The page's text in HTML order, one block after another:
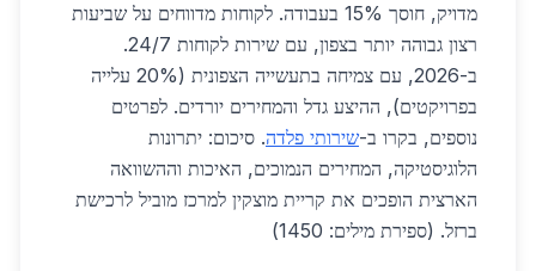
מדויק, חוסך 15% בעבודה. לקוחות מדווחים על שביעות
רצון גבוהה יותר בצפון, עם שירות לקוחות 24/7.
ב-2026, עם צמיחה בתעשייה הצפונית (20% עלייה
בפרויקטים), ההיצע גדל והמחירים יורדים. לפרטים
נוספים, בקרו ב-שירותי פלדה. סיכום: יתרונות
הלוגיסטיקה, המחירים הנמוכים, האיכות וההשוואה
הארצית הופכים את קריית מוצקין למרכז מוביל לרכישת
ברזל. (ספירת מילים: 1450)